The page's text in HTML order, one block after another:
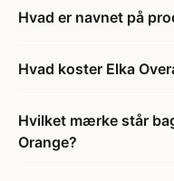
Hvad er navnet på
Hvad koster Elka
Hvilket mærke står
Orange?